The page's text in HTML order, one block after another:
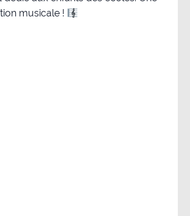
musicale !